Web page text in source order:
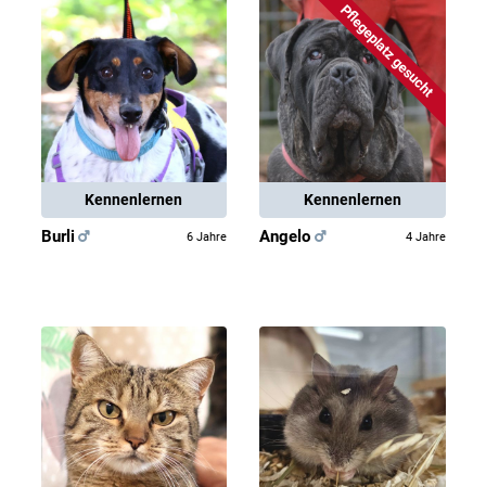
Kennenlernen
Burli 6 Jahre
Pflegeplatz gesucht
Kennenlernen
Angelo 4 Jahre